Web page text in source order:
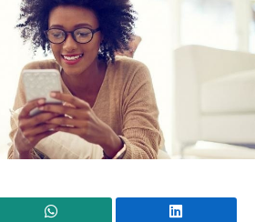
WhatsApp